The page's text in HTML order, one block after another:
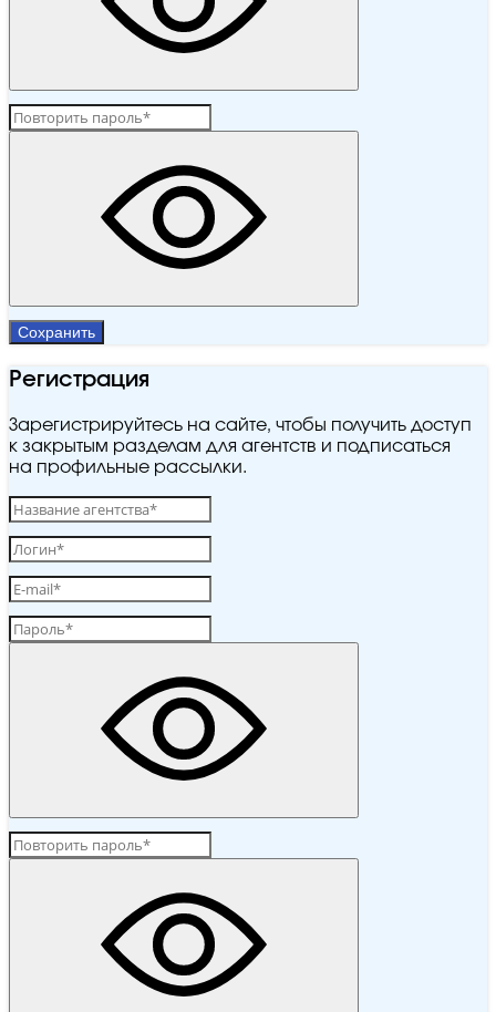
Сохранить
Регистрация
Зарегистрируйтесь на сайте, чтобы получить доступ
к закрытым разделам для агентств и подписаться
на профильные рассылки.